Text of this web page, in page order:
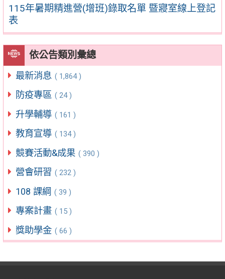
115年暑期精進營(增班)錄取名單 暨寢室線上登記
表
依公告類別彙總
最新消息 ( 1,864 )
防疫專區 ( 24 )
升學輔導 ( 161 )
教育宣導 ( 134 )
競賽活動&成果 ( 390 )
營會研習 ( 232 )
108 課綱 ( 39 )
專案計畫 ( 15 )
獎助學金 ( 66 )